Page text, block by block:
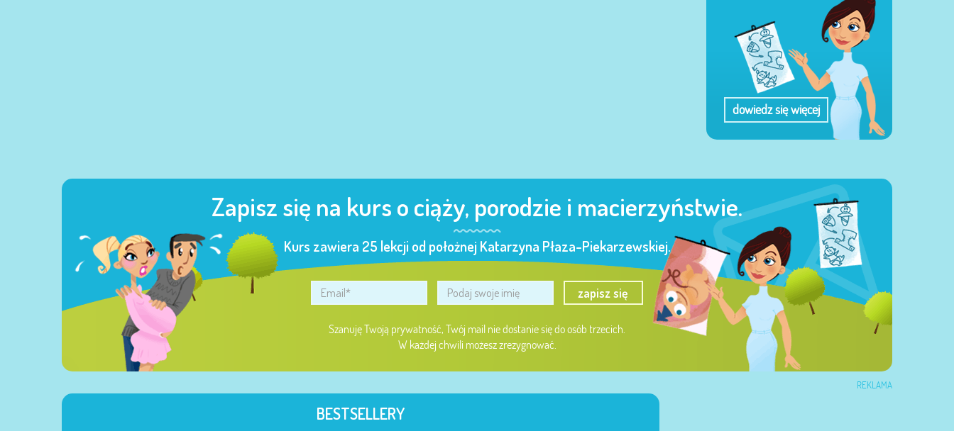
dowiedz się więcej
Zapisz się na kurs o ciąży, porodzie i macierzyństwie.
Kurs zawiera 25 lekcji od położnej Katarzyna Płaza-Piekarzewskiej.
zapisz się
Szanuję Twoją prywatność, Twój mail nie dostanie się do osób trzecich.
W każdej chwili możesz zrezygnować.
REKLAMA
BESTSELLERY